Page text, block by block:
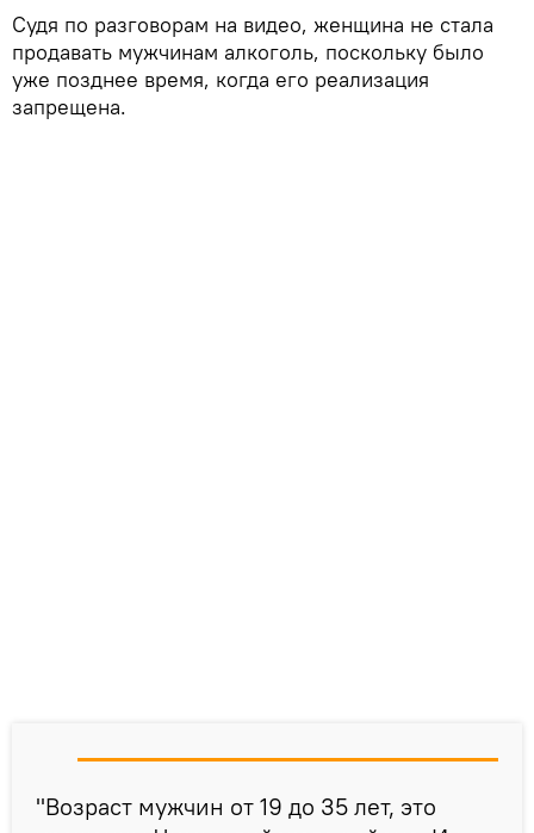
Судя по разговорам на видео, женщина не стала
продавать мужчинам алкоголь, поскольку было
уже позднее время, когда его реализация
запрещена.
"Возраст мужчин от 19 до 35 лет, это